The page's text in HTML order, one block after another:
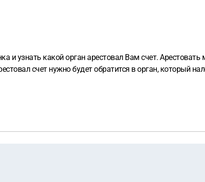
и узнать какой орган арестовал Вам счет.
счет нужно будет обратится в орган, который